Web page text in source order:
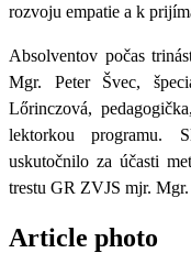
rozvoju empatie a k
Absolventov počas
Mgr. Peter Švec,
Lőrinczová,
lektorkou programu.
uskutočnilo za účasti
trestu GR ZVJS mjr.
Article photo